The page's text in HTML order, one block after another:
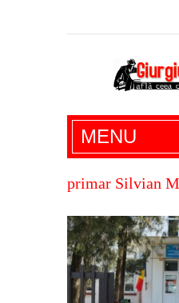
Giurgiu Pe
administratie
economic,
MENU
primar Silvian